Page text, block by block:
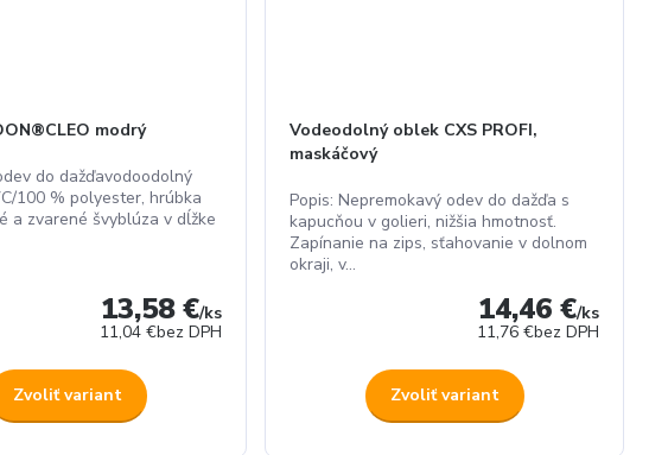
modrý
do dažďavodoodolný
100 % polyester, hrúbka
a zvarené švyblúza v dĺžke
13,58 €/ks
11,04 €bez DPH
Zvoliť variant
Vodeodolný oblek CXS PROFI,
maskáčový
Popis: Nepremokavý odev do dažďa s
kapucňou v golieri, nižšia hmotnosť.
Zapínanie na zips, sťahovanie v dolnom
okraji, v...
14,46 €/ks
11,76 €bez DPH
Zvoliť variant